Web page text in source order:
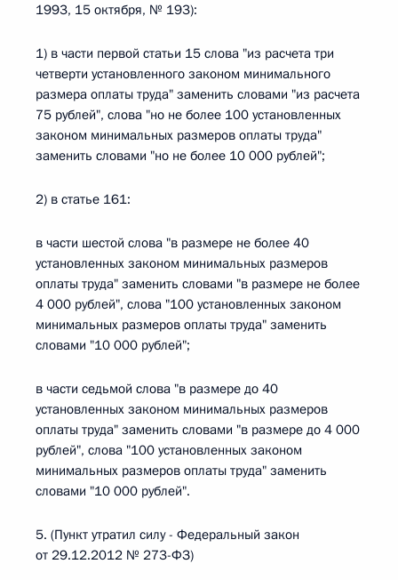
1993, 15 октября, № 193):
1) в части первой статьи 15 слова "из расчета три
четверти установленного законом минимального
размера оплаты труда" заменить словами "из расчета
75 рублей", слова "но не более 100 установленных
законом минимальных размеров оплаты труда"
заменить словами "но не более 10 000 рублей";
2) в статье 161:
в части шестой слова "в размере не более 40
установленных законом минимальных размеров
оплаты труда" заменить словами "в размере не более
4 000 рублей", слова "100 установленных законом
минимальных размеров оплаты труда" заменить
словами "10 000 рублей";
в части седьмой слова "в размере до 40
установленных законом минимальных размеров
оплаты труда" заменить словами "в размере до 4 000
рублей", слова "100 установленных законом
минимальных размеров оплаты труда" заменить
словами "10 000 рублей".
5. (Пункт утратил силу - Федеральный закон
от 29.12.2012 № 273-ФЗ)